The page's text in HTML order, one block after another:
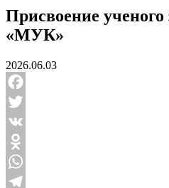
Присвоение
«МУК»
2026.06.03
Facebook
Twitter
VK
Odnoklassniki
WhatsApp